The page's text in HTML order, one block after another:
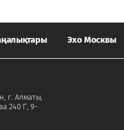
Эхо Москвы
г. Алматы,
240 Г, 9-